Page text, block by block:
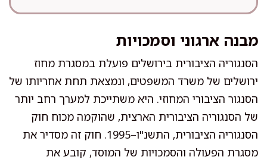
מבנה ארגוני וסמכויות
הסנגוריה הציבורית בירושלים פועלת במסגרת מחוז
ירושלים של משרד המשפטים, ונמצאת תחת אחריותו של
הסנגור הציבורי המחוזי. היא משתייכת למערך רחב יותר
של הסנגוריה הציבורית הארצית, שהוקמה מכוח חוק
הסנגוריה הציבורית, התשנ"ו–1995. חוק זה מסדיר את
מסגרת הפעולה והסמכויות של המוסד, קובע את